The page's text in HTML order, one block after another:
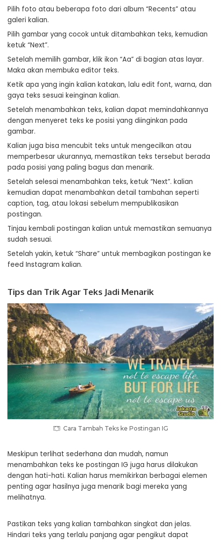
Pilih foto atau beberapa foto dari album “Recents” atau
galeri kalian.
Pilih gambar yang cocok untuk ditambahkan teks, kemudian
ketuk “Next”.
Setelah memilih gambar, klik ikon “Aa” di bagian atas layar.
Maka akan membuka editor teks.
Ketik apa yang ingin kalian katakan, lalu edit font, warna, dan
gaya teks sesuai keinginan kalian.
Setelah menambahkan teks, kalian dapat memindahkannya
dengan menyeret teks ke posisi yang diinginkan pada
gambar.
Kalian juga bisa mencubit teks untuk mengecilkan atau
memperbesar ukurannya, memastikan teks tersebut berada
pada posisi yang paling bagus dan menarik.
Setelah selesai menambahkan teks, ketuk “Next”. kalian
kemudian dapat menambahkan detail tambahan seperti
caption, tag, atau lokasi sebelum mempublikasikan
postingan.
Tinjau kembali postingan kalian untuk memastikan semuanya
sudah sesuai.
Setelah yakin, ketuk “Share” untuk membagikan postingan ke
feed Instagram kalian.
Tips dan Trik Agar Teks Jadi Menarik
Cara Tambah Teks ke Postingan IG
Meskipun terlihat sederhana dan mudah, namun
menambahkan teks ke postingan IG juga harus dilakukan
dengan hati-hati. Kalian harus memikirkan berbagai elemen
penting agar hasilnya juga menarik bagi mereka yang
melihatnya.
Pastikan teks yang kalian tambahkan singkat dan jelas.
Hindari teks yang terlalu panjang agar pengikut dapat